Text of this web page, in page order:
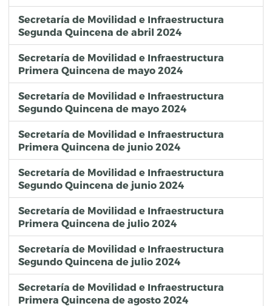
Secretaría de Movilidad e Infraestructura
Segunda Quincena de abril 2024
Secretaría de Movilidad e Infraestructura
Primera Quincena de mayo 2024
Secretaría de Movilidad e Infraestructura
Segundo Quincena de mayo 2024
Secretaría de Movilidad e Infraestructura
Primera Quincena de junio 2024
Secretaría de Movilidad e Infraestructura
Segundo Quincena de junio 2024
Secretaría de Movilidad e Infraestructura
Primera Quincena de julio 2024
Secretaría de Movilidad e Infraestructura
Segundo Quincena de julio 2024
Secretaría de Movilidad e Infraestructura
Primera Quincena de agosto 2024